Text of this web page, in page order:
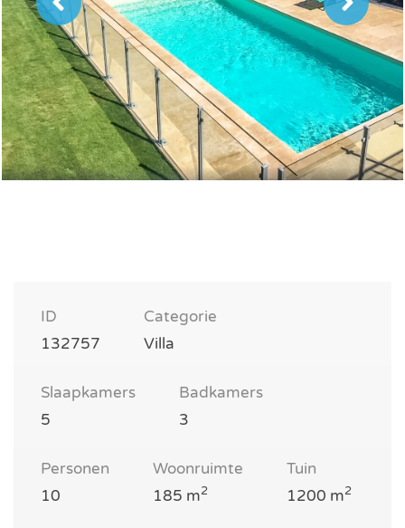
ID
132757
Categorie
Villa
Slaapkamers
5
Badkamers
3
Personen
10
Woonruimte
185 m2
Tuin
1200 m2